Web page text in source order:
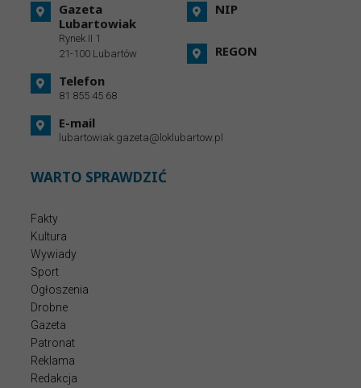
Gazeta
Lubartowiak
Rynek II 1
21-100 Lubartów
Telefon
81 855 45 68
E-mail
lubartowiak.gazeta@loklubartow.pl
NIP
REGON
WARTO SPRAWDZIĆ
Fakty
Kultura
Wywiady
Sport
Ogłoszenia
Drobne
Gazeta
Patronat
Reklama
Redakcja